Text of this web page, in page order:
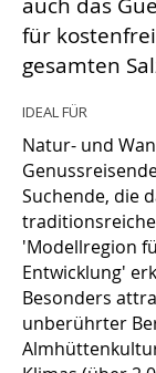
für
gesamten
IDEAL FÜR
Natur- und
Suchende, die
'Modellregion
Entwicklung'
Besonders
unberührter